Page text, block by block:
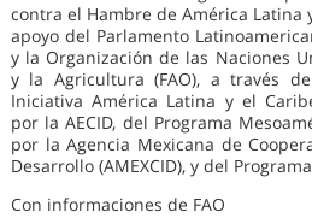
contra el Hambre de América Latina
apoyo del Parlamento
y la Organización de las Naciones
y la Agricultura (FAO), a través
Iniciativa América Latina y el
por la AECID, del Programa
por la Agencia Mexicana de
Desarrollo (AMEXCID), y del
Con informaciones de FAO